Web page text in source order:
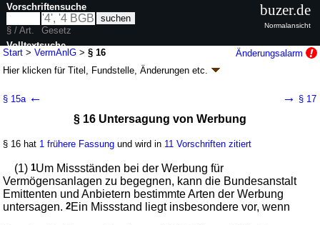
Start >VermAnlG >§ 16
Änderungsalarm
Hier klicken fürTitel, Fundstelle, Änderungen etc.
G. v. 04.02.2026BGBl. 2026 I Nr. 33
Börsenvorschriften
wird in 134 Vorschriften zitiert
Abschnitt 2 Verkaufsprospekt, Vermögensanlagen-
Informationsblatt und Information der Anleger
§ 15a ← → § 17
§ 16 Untersagung von Werbung
§ 16 hat 1 frühere Fassung und wird in 11 Vorschriften zitiert
(1)1Um Missständen bei der Werbung für
Vermögensanlagen zu begegnen, kann die Bundesanstalt
Emittenten und Anbietern bestimmte Arten der Werbung
untersagen.2Ein Missstand liegt insbesondere vor, wenn
Vorschriftensuche
§ / Art.
Gesetz
Volltextsuche
nur in VermAnlG
buzer.de
Normalansicht